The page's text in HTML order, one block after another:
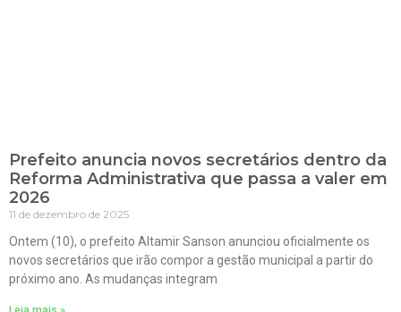
Prefeito anuncia novos secretários dentro da
Reforma Administrativa que passa a valer em
2026
11 de dezembro de 2025
Ontem (10), o prefeito Altamir Sanson anunciou oficialmente os
novos secretários que irão compor a gestão municipal a partir do
próximo ano. As mudanças integram